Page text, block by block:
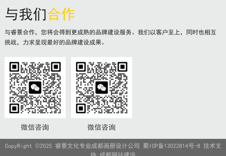
与我们合作
与睿景合作，您将会得到更成熟的品牌建设服务。我们以客户至上，同时也相互
挑战，力求呈现最好的品牌建设成果。
微信咨询 微信咨询
CopyRight ©2025 睿景文化专业成都画册设计公司 蜀ICP备13022814号-8技术支